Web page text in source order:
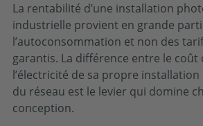
La rentabilité d’une installation
industrielle provient en grande
l’autoconsommation et non des
garantis. La différence entre le
l’électricité de sa propre installation
du réseau est le levier qui domine
conception.